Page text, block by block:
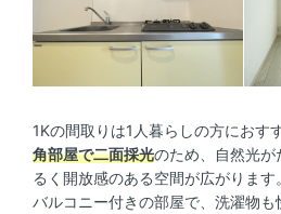
1Kの間取りは1人暮らしの方におすす
角部屋で二面採光のため、自然光が
るく開放感のある空間が広がります。
バルコニー付きの部屋で、洗濯物も